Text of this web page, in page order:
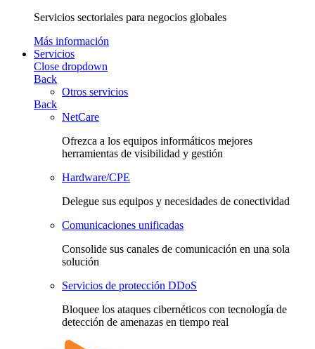
Servicios sectoriales para negocios globales
Más información
Servicios
Close dropdown
Back
Otros servicios
Back
NetCare
Ofrezca a los equipos informáticos mejores
herramientas de visibilidad y gestión
Hardware/CPE
Delegue sus equipos y necesidades de conectividad
Comunicaciones unificadas
Consolide sus canales de comunicación en una sola
solución
Servicios de protección DDoS
Bloquee los ataques cibernéticos con tecnología de
detección de amenazas en tiempo real